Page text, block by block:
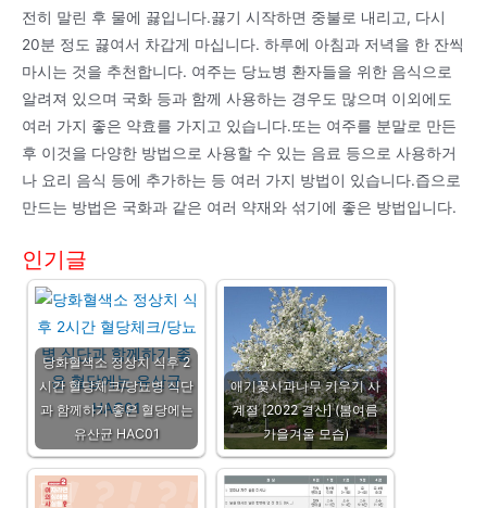
전히 말린 후 물에 끓입니다.끓기 시작하면 중불로 내리고, 다시
20분 정도 끓여서 차갑게 마십니다. 하루에 아침과 저녁을 한 잔씩
마시는 것을 추천합니다. 여주는 당뇨병 환자들을 위한 음식으로
알려져 있으며 국화 등과 함께 사용하는 경우도 많으며 이외에도
여러 가지 좋은 약효를 가지고 있습니다.또는 여주를 분말로 만든
후 이것을 다양한 방법으로 사용할 수 있는 음료 등으로 사용하거
나 요리 음식 등에 추가하는 등 여러 가지 방법이 있습니다.즙으로
만드는 방법은 국화과 같은 여러 약재와 섞기에 좋은 방법입니다.
인기글
당화혈색소 정상치 식후 2
시간 혈당체크/당뇨병 식단
과 함께하기 좋은 혈당에는
유산균 HAC01
애기꽃사과나무 키우기 사
계절 [2022 결산] (봄여름
가을겨울 모습)